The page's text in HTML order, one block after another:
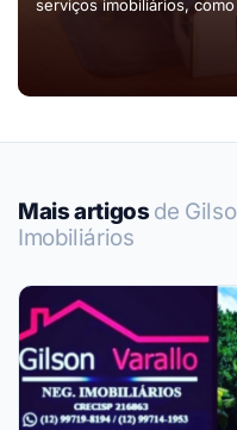
serviços imobiliários,
Mais artigosde
Imobiliários